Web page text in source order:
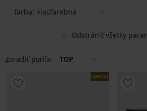
Odstrániť všetky
farba: viacfarebná
Zoradiť podľa: TOP
LIMITED